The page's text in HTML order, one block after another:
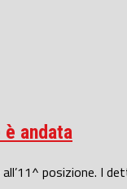
andata
posizione. I